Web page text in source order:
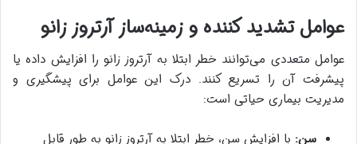
عوامل تشدید کننده و زمینه‌ساز آرتروز زانو
عوامل متعددی می‌توانند خطر ابتلا به آرتروز زانو را افزایش داده یا
پیشرفت آن را تسریع کنند. درک این عوامل برای پیشگیری و
مدیریت بیماری حیاتی است:
سن: با افزایش سن، خطر ابتلا به آرتروز زانو به طور قابل